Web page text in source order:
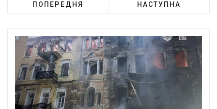
ПОПЕРЕДНЯ НАСТУПНА